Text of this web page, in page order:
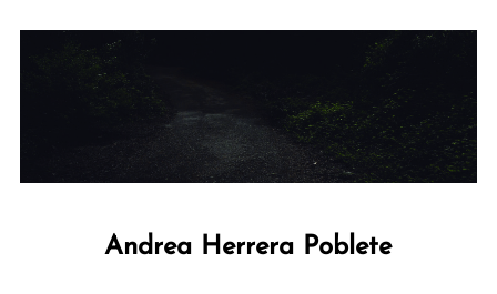
Andrea Herrera Poblete